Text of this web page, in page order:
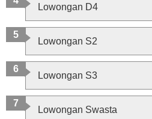
Lowongan D4
Lowongan S2
Lowongan S3
Lowongan Swasta